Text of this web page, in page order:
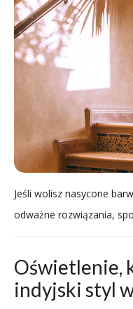
Jeśli wolisz nasycone
odważne rozwiązania,
Oświetlenie,
indyjski styl